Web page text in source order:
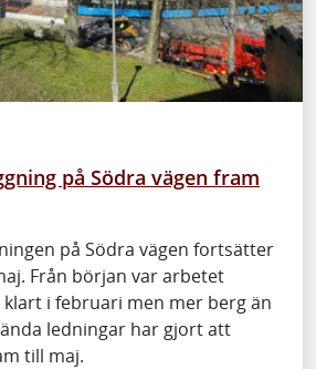
på Södra vägen fram
på Södra vägen fortsätter
Från början var arbetet
i februari men mer berg än
ledningar har gjort att
till maj.